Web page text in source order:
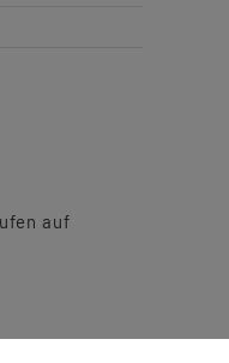
auf